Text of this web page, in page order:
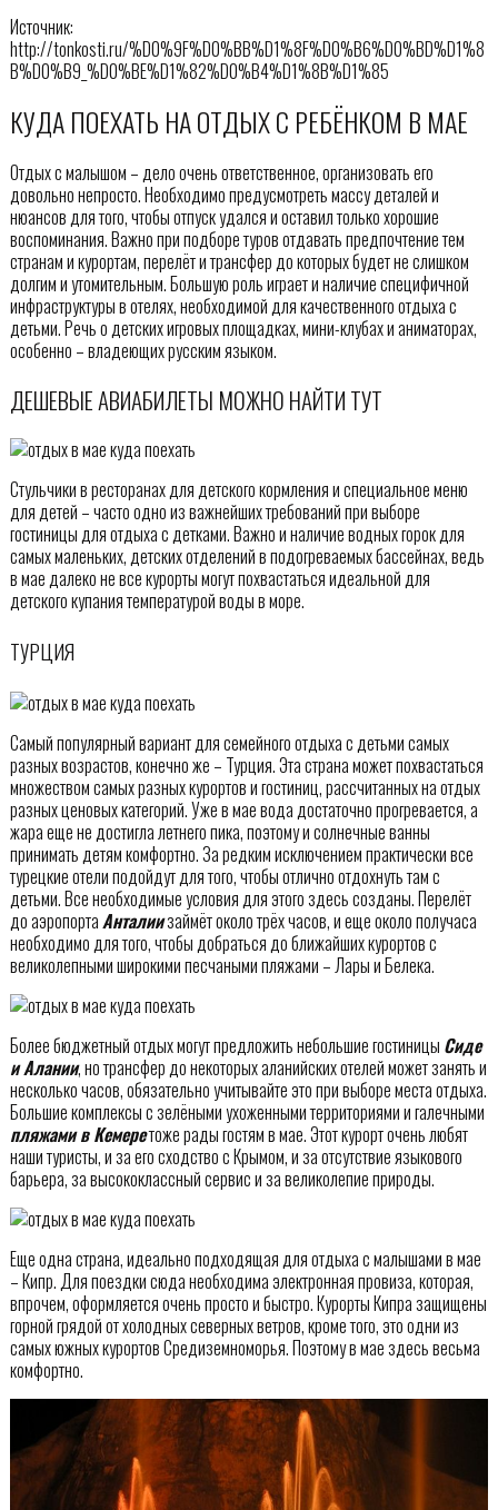
Источник:
http://tonkosti.ru/%D0%9F%D0%BB%D1%8F%D0%B6%D0%BD%D1%8
B%D0%B9_%D0%BE%D1%82%D0%B4%D1%8B%D1%85
КУДА ПОЕХАТЬ НА ОТДЫХ С РЕБЁНКОМ В МАЕ
Отдых с малышом – дело очень ответственное, организовать его
довольно непросто. Необходимо предусмотреть массу деталей и
нюансов для того, чтобы отпуск удался и оставил только хорошие
воспоминания. Важно при подборе туров отдавать предпочтение тем
странам и курортам, перелёт и трансфер до которых будет не слишком
долгим и утомительным. Большую роль играет и наличие специфичной
инфраструктуры в отелях, необходимой для качественного отдыха с
детьми. Речь о детских игровых площадках, мини-клубах и аниматорах,
особенно – владеющих русским языком.
ДЕШЕВЫЕ АВИАБИЛЕТЫ МОЖНО НАЙТИ ТУТ
Стульчики в ресторанах для детского кормления и специальное меню
для детей – часто одно из важнейших требований при выборе
гостиницы для отдыха с детками. Важно и наличие водных горок для
самых маленьких, детских отделений в подогреваемых бассейнах, ведь
в мае далеко не все курорты могут похвастаться идеальной для
детского купания температурой воды в море.
ТУРЦИЯ
Самый популярный вариант для семейного отдыха с детьми самых
разных возрастов, конечно же – Турция. Эта страна может похвастаться
множеством самых разных курортов и гостиниц, рассчитанных на отдых
разных ценовых категорий. Уже в мае вода достаточно прогревается, а
жара еще не достигла летнего пика, поэтому и солнечные ванны
принимать детям комфортно. За редким исключением практически все
турецкие отели подойдут для того, чтобы отлично отдохнуть там с
детьми. Все необходимые условия для этого здесь созданы. Перелёт
до аэропорта Анталиизаймёт около трёх часов, и еще около получаса
необходимо для того, чтобы добраться до ближайших курортов с
великолепными широкими песчаными пляжами – Лары и Белека.
Более бюджетный отдых могут предложить небольшие гостиницы Сиде
и Алании, но трансфер до некоторых аланийских отелей может занять и
несколько часов, обязательно учитывайте это при выборе места отдыха.
Большие комплексы с зелёными ухоженными территориями и галечными
пляжами в Кемеретоже рады гостям в мае. Этот курорт очень любят
наши туристы, и за его сходство с Крымом, и за отсутствие языкового
барьера, за высококлассный сервис и за великолепие природы.
Еще одна страна, идеально подходящая для отдыха с малышами в мае
– Кипр. Для поездки сюда необходима электронная провиза, которая,
впрочем, оформляется очень просто и быстро. Курорты Кипра защищены
горной грядой от холодных северных ветров, кроме того, это одни из
самых южных курортов Средиземноморья. Поэтому в мае здесь весьма
комфортно.